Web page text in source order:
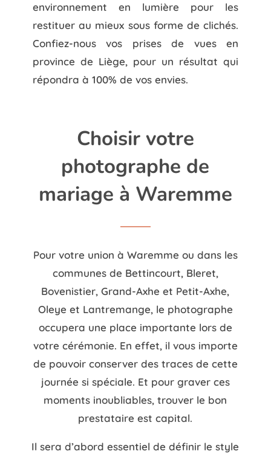
environnement en lumière pour les
restituer au mieux sous forme de clichés.
Confiez-nous vos prises de vues en
province de Liège, pour un résultat qui
répondra à 100% de vos envies.
Choisir votre
photographe de
mariage à Waremme
Pour votre union à Waremme ou dans les
communes de Bettincourt, Bleret,
Bovenistier, Grand-Axhe et Petit-Axhe,
Oleye et Lantremange, le photographe
occupera une place importante lors de
votre cérémonie. En effet, il vous importe
de pouvoir conserver des traces de cette
journée si spéciale. Et pour graver ces
moments inoubliables, trouver le bon
prestataire est capital.
Il sera d’abord essentiel de définir le style